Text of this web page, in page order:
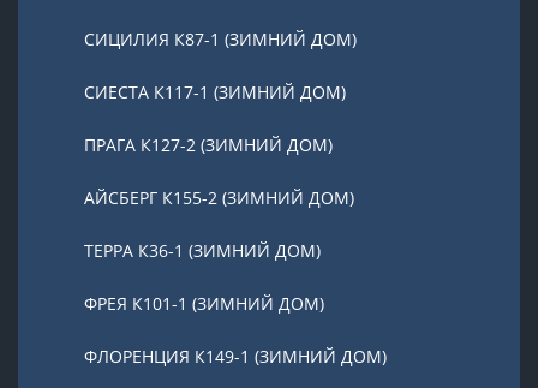
СИЦИЛИЯ К87-1 (ЗИМНИЙ ДОМ)
СИЕСТА К117-1 (ЗИМНИЙ ДОМ)
ПРАГА К127-2 (ЗИМНИЙ ДОМ)
АЙСБЕРГ К155-2 (ЗИМНИЙ ДОМ)
ТЕРРА К36-1 (ЗИМНИЙ ДОМ)
ФРЕЯ К101-1 (ЗИМНИЙ ДОМ)
ФЛОРЕНЦИЯ К149-1 (ЗИМНИЙ ДОМ)